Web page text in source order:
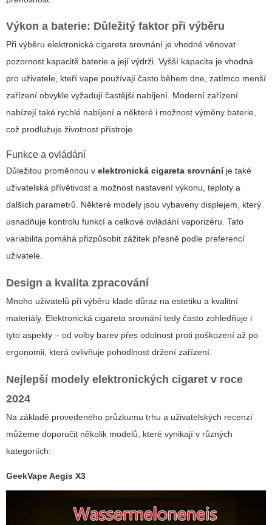
Výkon a baterie: Důležitý faktor při výběru
Při výběru elektronická cigareta srovnání je vhodné věnovat
pozornost kapacitě baterie a její výdrži. Vyšší kapacita je vhodná
pro uživatele, kteří vape používají často během dne, zatímco menší
zařízení obvykle vyžadují častější nabíjení. Moderní zařízení
nabízejí také rychlé nabíjení a některé i možnost výměny baterie,
což prodlužuje životnost přístroje.
Funkce a ovládání
Důležitou proměnnou v elektronická cigareta srovnáníje také
uživatelská přívětivost a možnost nastavení výkonu, teploty a
dalších parametrů. Některé modely jsou vybaveny displejem, který
usnadňuje kontrolu funkcí a celkové ovládání vaporizéru. Tato
variabilita pomáhá přizpůsobit zážitek přesně podle preferencí
uživatele.
Design a kvalita zpracování
Mnoho uživatelů při výběru klade důraz na estetiku a kvalitní
materiály. Elektronická cigareta srovnání tedy často zohledňuje i
tyto aspekty – od volby barev přes odolnost proti poškození až po
ergonomii, která ovlivňuje pohodlnost držení zařízení.
Nejlepší modely elektronických cigaret v roce
2024
Na základě provedeného průzkumu trhu a uživatelských recenzí
můžeme doporučit několik modelů, které vynikají v různých
kategoriích:
GeekVape Aegis X3